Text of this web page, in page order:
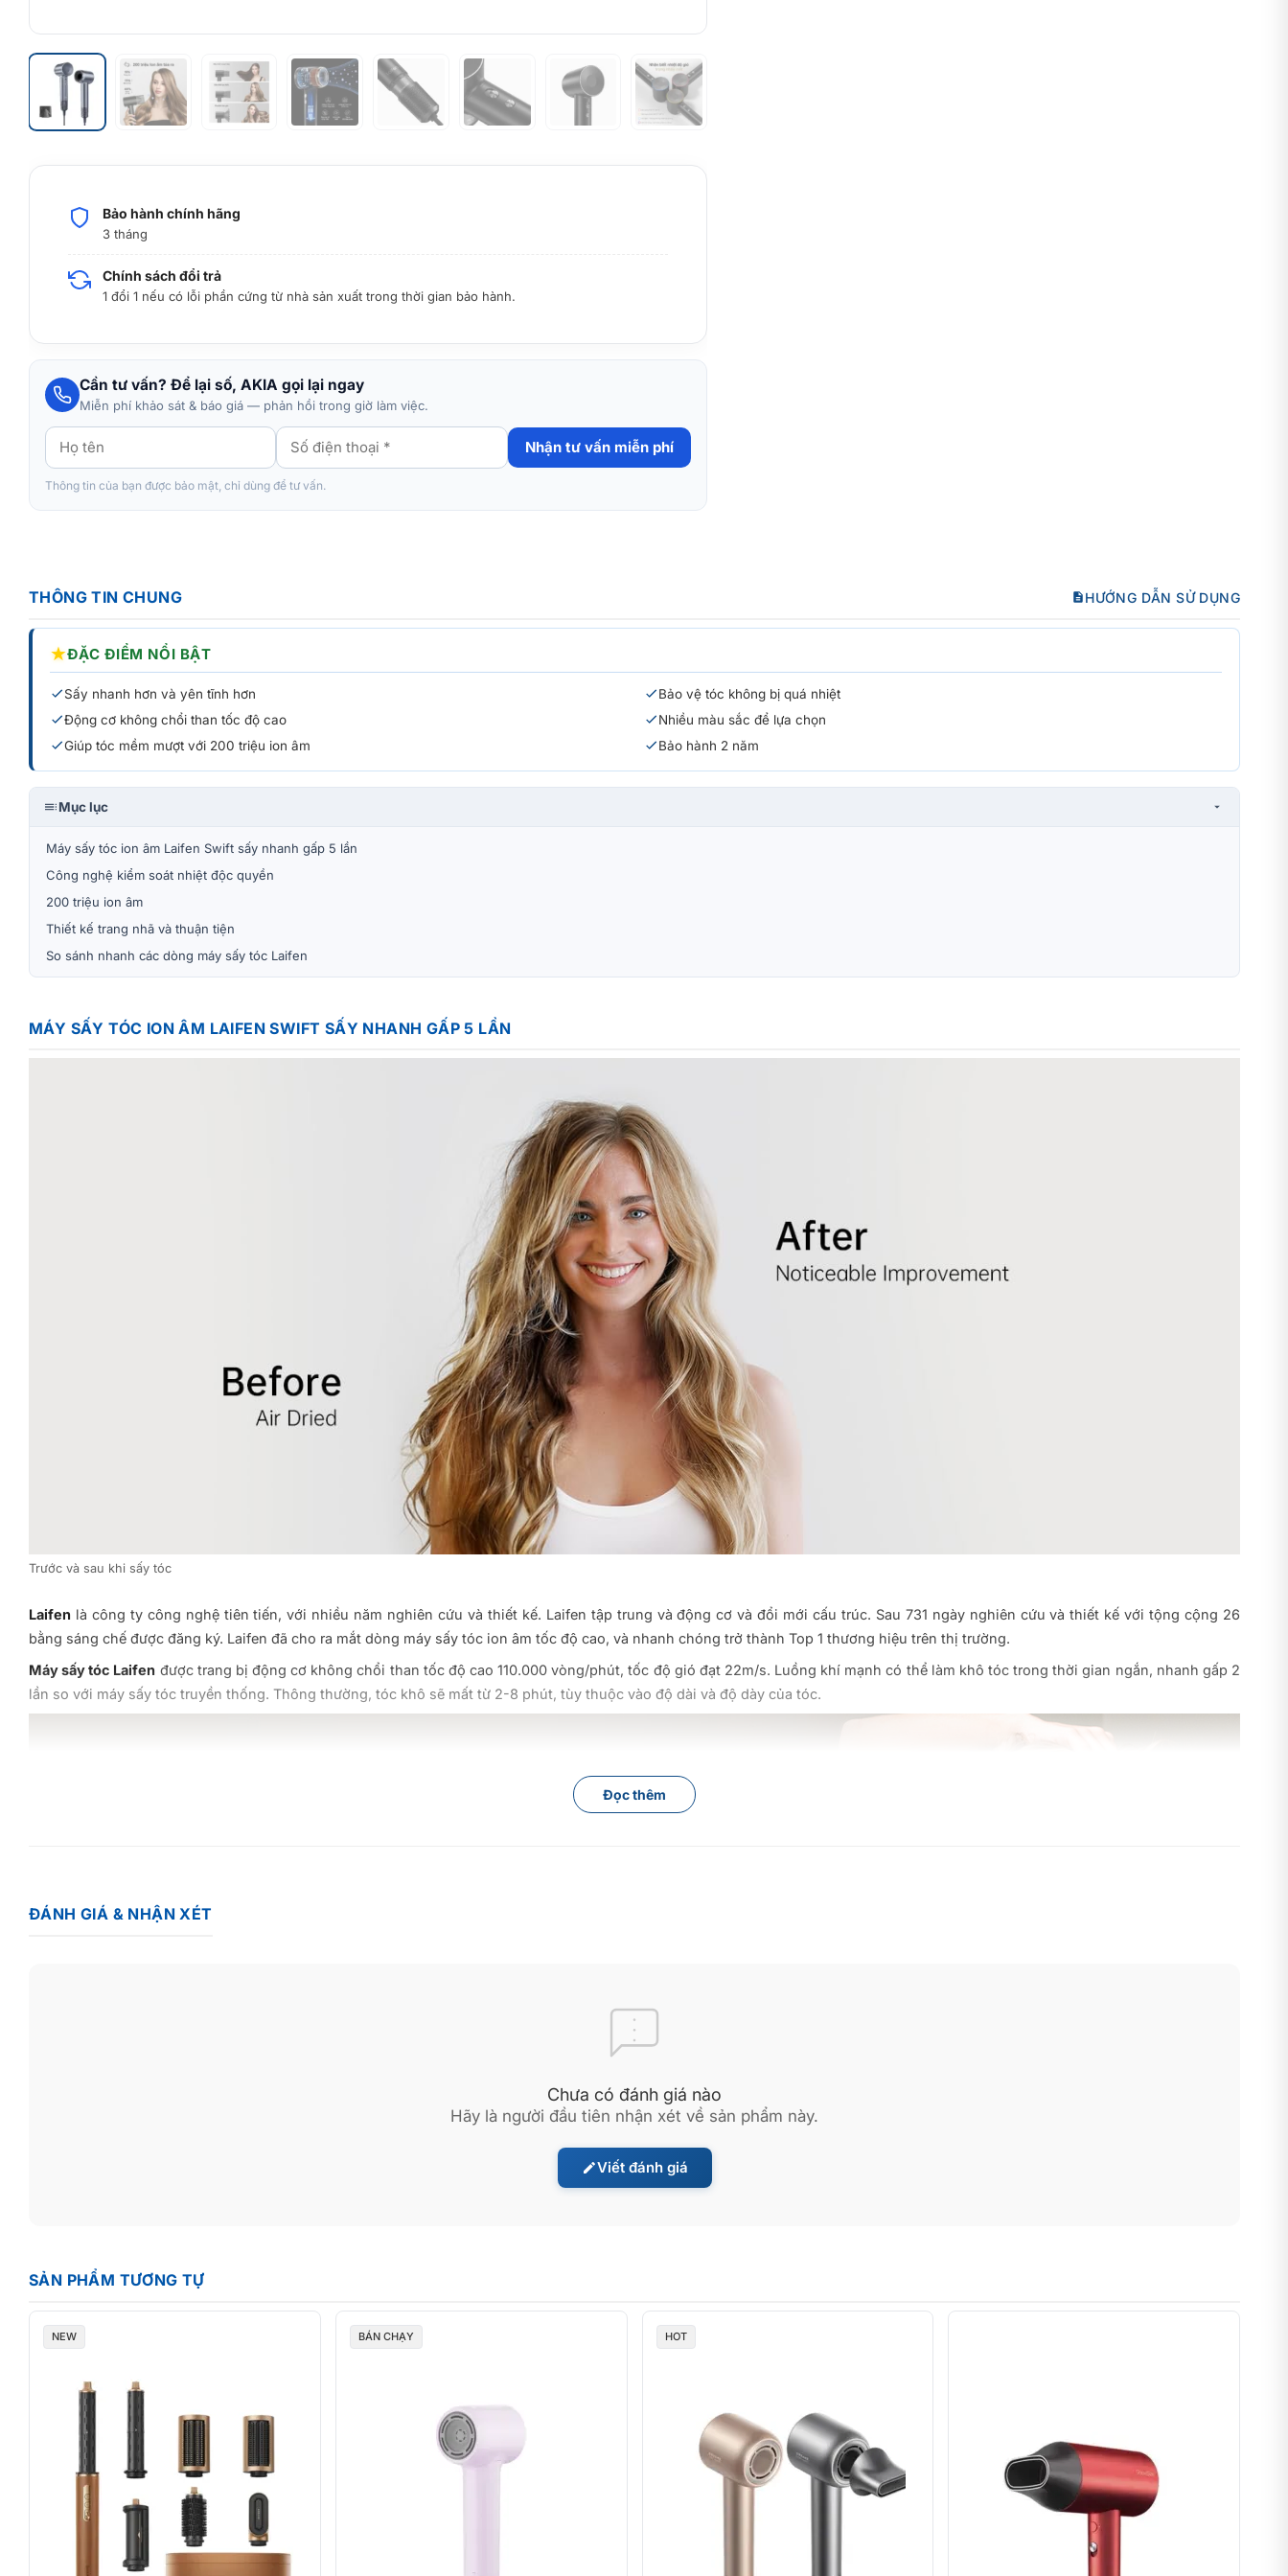
Bảo hành chính hãng
3 tháng
Chính sách đổi trả
1 đổi 1 nếu có lỗi phần cứng từ nhà sản xuất trong thời gian bảo hành.
Cần tư vấn? Để lại số, AKIA gọi lại ngay
Miễn phí khảo sát & báo giá — phản hồi trong giờ làm việc.
Nhận tư vấn miễn phí
Thông tin của bạn được bảo mật, chỉ dùng để tư vấn.
THÔNG TIN CHUNG HƯỚNG DẪN SỬ DỤNG
★ĐẶC ĐIỂM NỔI BẬT
Sấy nhanh hơn và yên tĩnh hơn
Bảo vệ tóc không bị quá nhiệt
Động cơ không chổi than tốc độ cao
Nhiều màu sắc để lựa chọn
Giúp tóc mềm mượt với 200 triệu ion âm
Bảo hành 2 năm
Mục lục
Máy sấy tóc ion âm Laifen Swift sấy nhanh gấp 5 lần
Công nghệ kiểm soát nhiệt độc quyền
200 triệu ion âm
Thiết kế trang nhã và thuận tiện
So sánh nhanh các dòng máy sấy tóc Laifen
MÁY SẤY TÓC ION ÂM LAIFEN SWIFT SẤY NHANH GẤP 5 LẦN
Trước và sau khi sấy tóc
Laifen là công ty công nghệ tiên tiến, với nhiều năm nghiên cứu và thiết kế. Laifen tập trung và động cơ và đổi mới cấu trúc. Sau 731 ngày nghiên cứu và thiết kế với tộng cộng 26
bằng sáng chế được đăng ký. Laifen đã cho ra mắt dòng máy sấy tóc ion âm tốc độ cao, và nhanh chóng trở thành Top 1 thương hiệu trên thị trường.
Máy sấy tóc Laifen được trang bị động cơ không chổi than tốc độ cao 110.000 vòng/phút, tốc độ gió đạt 22m/s. Luồng khí mạnh có thể làm khô tóc trong thời gian ngắn, nhanh gấp 2
lần so với máy sấy tóc truyền thống. Thông thường, tóc khô sẽ mất từ ​​2-8 phút, tùy thuộc vào độ dài và độ dày của tóc.
CÔNG NGHỆ KIỂM SOÁT NHIỆT ĐỘC QUYỀN
Đọc thêm
ĐÁNH GIÁ & NHẬN XÉT
Chưa có đánh giá nào
Hãy là người đầu tiên nhận xét về sản phẩm này.
Viết đánh giá
SẢN PHẨM TƯƠNG TỰ
NEW BÁN CHẠY HOT